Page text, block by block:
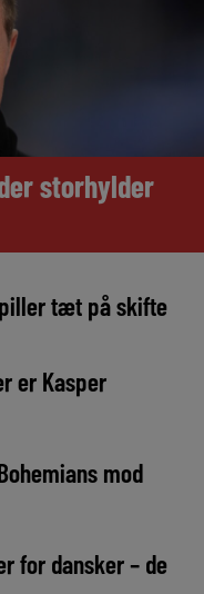
storhylder
tæt på skifte
er Kasper
mod
for dansker – de